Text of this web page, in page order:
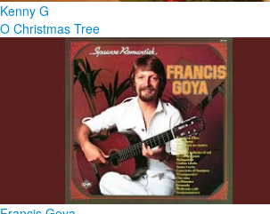
Kenny G
O Christmas Tree